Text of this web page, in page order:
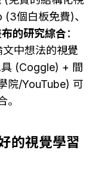
(3個白板免費)、
的研究綜合：
中想法的視覺
(Coggle) + 間
院/YouTube) 可
的視覺學習